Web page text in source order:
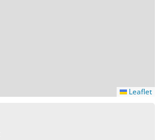
Leaflet